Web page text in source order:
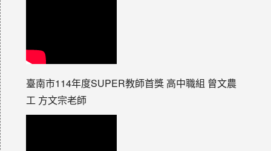
臺南市114年度SUPER教師首獎 高中職組 曾文農
工 方文宗老師